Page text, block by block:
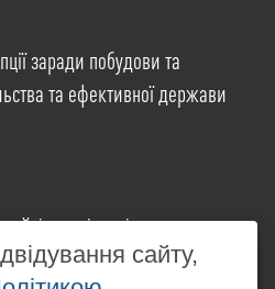
заради побудови та
та ефективної держави
розміщені на умовах
Attribution-NonCommercial-
. Використання будь-
сайту,